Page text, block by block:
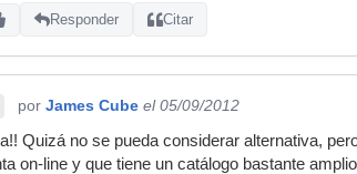
Responder Citar
por James Cube el 05/09/2012
Quizá no se pueda considerar alternativa,
on-line y que tiene un catálogo bastante